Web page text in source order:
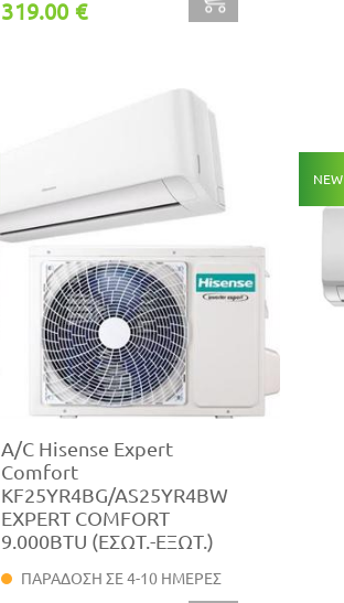
319.00 €
A/C Hisense Expert
Comfort
KF25YR4BG/AS25YR4BW
EXPERT COMFORT
9.000BTU (ΕΣΩΤ.-ΕΞΩΤ.)
ΠΑΡΑΔΟΣΗ ΣΕ 4-10 ΗΜΕΡΕΣ
NEW